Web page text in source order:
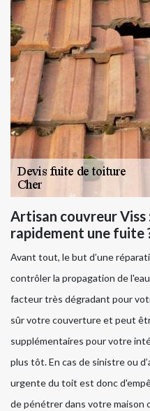
Artisan couvreur
rapidement une fuite
Avant tout, le but d’une
contrôler la propagation de
facteur très dégradant pour
sûr votre couverture et peut
supplémentaires pour votre
plus tôt. En cas de sinistre ou
urgente du toit est donc
de pénétrer dans votre maison